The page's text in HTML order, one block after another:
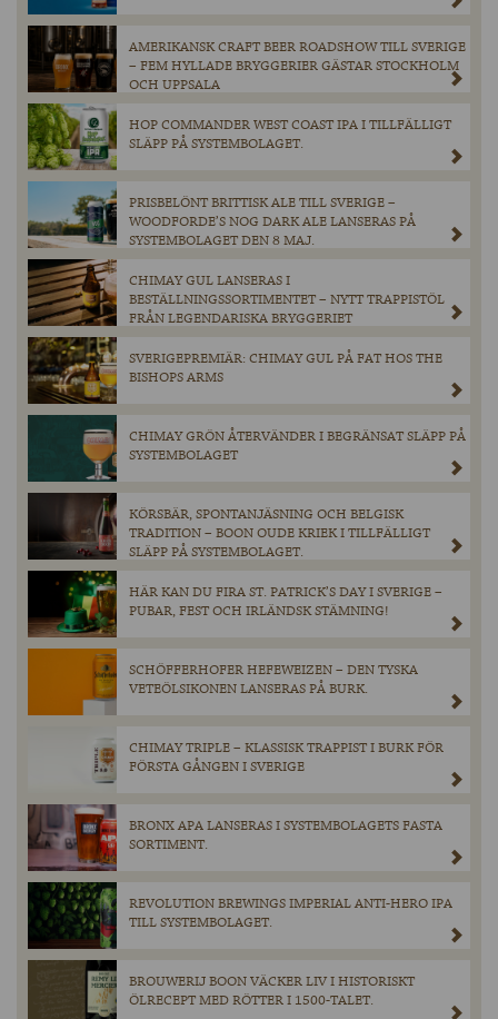
AMERIKANSK CRAFT BEER ROADSHOW TILL SVERIGE
– FEM HYLLADE BRYGGERIER GÄSTAR STOCKHOLM
OCH UPPSALA
HOP COMMANDER WEST COAST IPA I TILLFÄLLIGT
SLÄPP PÅ SYSTEMBOLAGET.
PRISBELÖNT BRITTISK ALE TILL SVERIGE –
WOODFORDE’S NOG DARK ALE LANSERAS PÅ
SYSTEMBOLAGET DEN 8 MAJ.
CHIMAY GUL LANSERAS I
BESTÄLLNINGSSORTIMENTET – NYTT TRAPPISTÖL
FRÅN LEGENDARISKA BRYGGERIET
SVERIGEPREMIÄR: CHIMAY GUL PÅ FAT HOS THE
BISHOPS ARMS
CHIMAY GRÖN ÅTERVÄNDER I BEGRÄNSAT SLÄPP PÅ
SYSTEMBOLAGET
KÖRSBÄR, SPONTANJÄSNING OCH BELGISK
TRADITION – BOON OUDE KRIEK I TILLFÄLLIGT
SLÄPP PÅ SYSTEMBOLAGET.
HÄR KAN DU FIRA ST. PATRICK’S DAY I SVERIGE –
PUBAR, FEST OCH IRLÄNDSK STÄMNING!
SCHÖFFERHOFER HEFEWEIZEN – DEN TYSKA
VETEÖLSIKONEN LANSERAS PÅ BURK.
CHIMAY TRIPLE – KLASSISK TRAPPIST I BURK FÖR
FÖRSTA GÅNGEN I SVERIGE
BRONX APA LANSERAS I SYSTEMBOLAGETS FASTA
SORTIMENT.
REVOLUTION BREWINGS IMPERIAL ANTI-HERO IPA
TILL SYSTEMBOLAGET.
BROUWERIJ BOON VÄCKER LIV I HISTORISKT
ÖLRECEPT MED RÖTTER I 1500-TALET.